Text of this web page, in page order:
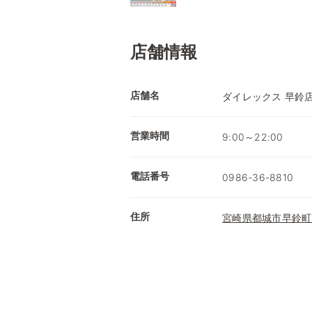
店舗情報
店舗名 ダイレックス 早鈴
営業時間 9:00～22:00
電話番号 0986-36-8810
住所 宮崎県都城市早鈴